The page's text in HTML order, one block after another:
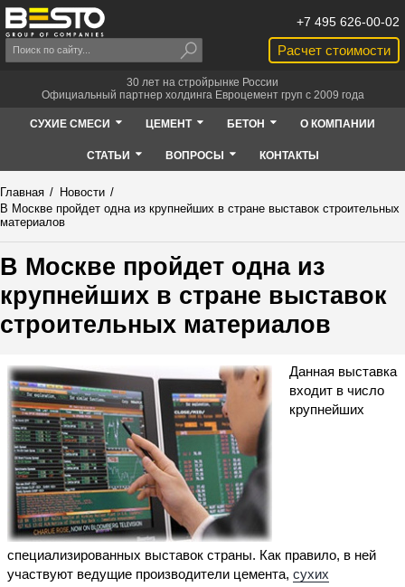
Расчет стоимости
+7 495 626-00-02
30 лет на стройрынке России
Официальный партнер холдинга Евроцемент груп с 2009 года
СУХИЕ СМЕСИ ЦЕМЕНТ БЕТОН О КОМПАНИИ
СТАТЬИ ВОПРОСЫ КОНТАКТЫ
Главная / Новости /
В Москве пройдет одна из крупнейших в стране выставок строительных
материалов
В Москве пройдет одна из
крупнейших в стране выставок
строительных материалов
Данная выставка
входит в число
крупнейших
специализированных выставок страны. Как правило, в ней
участвуют ведущие производители цемента, сухих